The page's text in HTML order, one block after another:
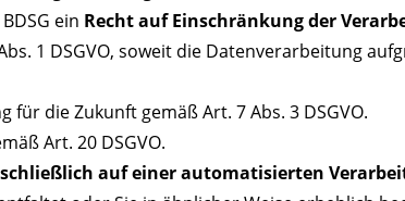
ein Recht auf Einschränkung der
1 DSGVO, soweit die Datenverarbeitung
die Zukunft gemäß Art. 7 Abs. 3 DSGVO.
Art. 20 DSGVO.
auf einer automatisierten